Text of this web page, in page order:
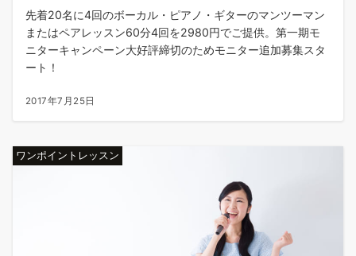
先着20名に4回のボーカル・ピアノ・ギターのマンツーマン
またはペアレッスン60分4回を2980円でご提供。第一期モ
ニターキャンペーン大好評締切のためモニター追加募集スタ
ート！
2017年7月25日
ワンポイントレッスン